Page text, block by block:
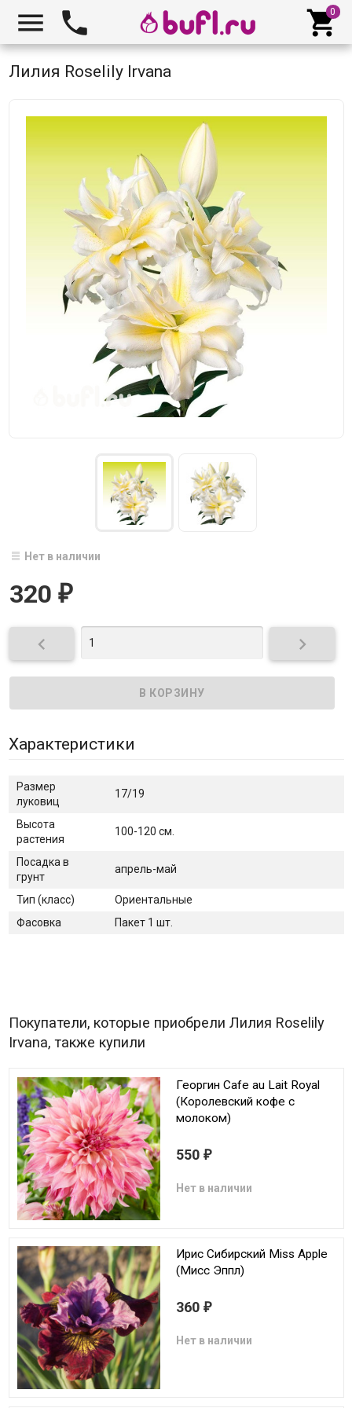
  
Лилия Roselily Irvana
Нет в наличии
320 ₽
 
Характеристики
Размер
луковиц
17/19
Высота
растения
100-120 см.
Посадка в
грунт
апрель-май
Тип (класс)
Ориентальные
Фасовка
Пакет 1 шт.
Покупатели, которые приобрели Лилия Roselily
Irvana, также купили
Георгин Cafe au Lait Royal
(Королевский кофе с
молоком)
550 ₽
Нет в наличии
Ирис Сибирский Miss Apple
(Мисс Эппл)
360 ₽
Нет в наличии